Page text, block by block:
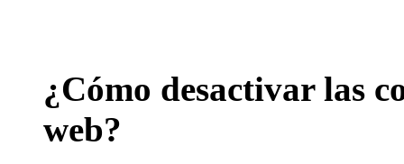
¿Cómo desactivar las
web?